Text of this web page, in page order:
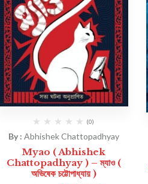
(0)
By : Abhishek Chattopadhyay
Myao ( Abhishek
Chattopadhyay ) – ম্যাও (
অভিষেক চট্টোপাধ্যায় )